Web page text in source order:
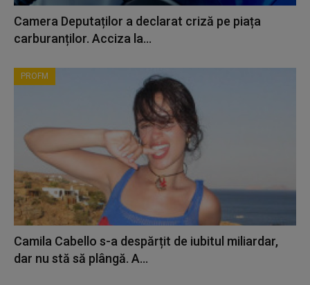
Camera Deputaților a declarat criză pe piața
carburanților. Acciza la...
PROFM
Camila Cabello s-a despărțit de iubitul miliardar,
dar nu stă să plângă. A...